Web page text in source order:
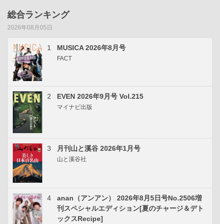
総合ランキング
2026年08月05日
1 MUSICA 2026年8月号
FACT
2 EVEN 2026年9月号 Vol.215
マイナビ出版
3 月刊山と溪谷 2026年1月号
山と溪谷社
4
anan（アンアン） 2026年8月5日号No.2506増
刊スペシャルエディション[夏のチャージ＆デト
ックスRecipe]